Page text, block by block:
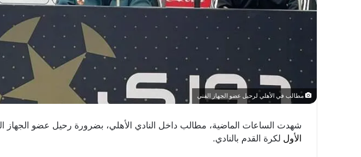
مطالب في الأهلي لرحيل عضو الجهاز الفني
شهدت الساعات الماضية، مطالب داخل النادي الأهلي، بضرورة رحيل عضو الجهاز
الأول لكرة القدم بالنادي.